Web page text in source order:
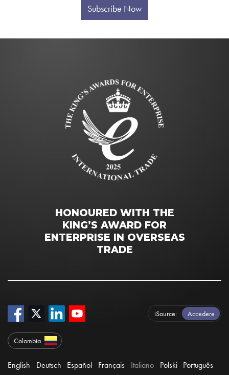
Subscribe Now
HONOURED WITH THE
KING’S AWARD FOR
ENTERPRISE IN OVERSEAS
TRADE
iSource Accedere
Colombia
English Deutsch Español Français Italiano Polski Português